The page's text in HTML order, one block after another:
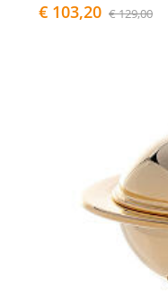
€ 103,20 € 129,00